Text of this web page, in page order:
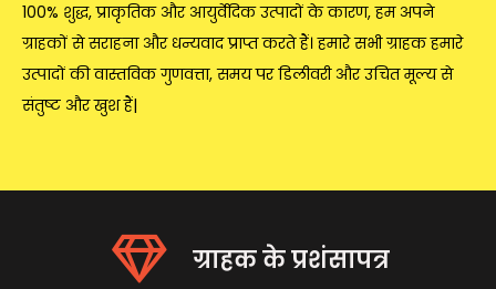
100% शुद्ध, प्राकृतिक और आयुर्वेदिक उत्पादों के कारण, हम अपने
ग्राहकों से सराहना और धन्यवाद प्राप्त करते हैं। हमारे सभी ग्राहक हमारे
उत्पादों की वास्तविक गुणवत्ता, समय पर डिलीवरी और उचित मूल्य से
संतुष्ट और खुश हैं|
ग्राहक के प्रशंसापत्र